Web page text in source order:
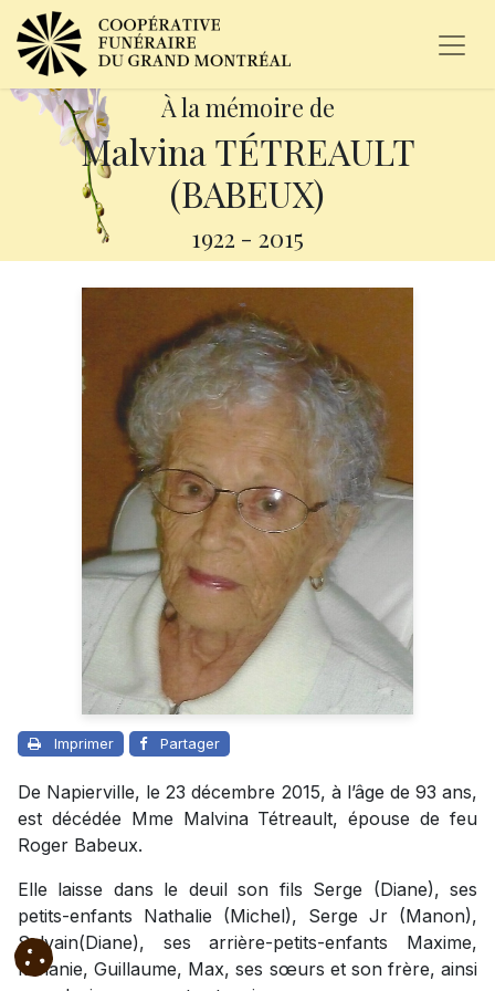
À la mémoire de
Malvina TÉTREAULT
(BABEUX)
1922 - 2015
Imprimer Partager
De Napierville, le 23 décembre 2015, à l’âge de 93 ans,
est décédée Mme Malvina Tétreault, épouse de feu
Roger Babeux.
Elle laisse dans le deuil son fils Serge (Diane), ses
petits-enfants Nathalie (Michel), Serge Jr (Manon),
Sylvain(Diane), ses arrière-petits-enfants Maxime,
Mélanie, Guillaume, Max, ses sœurs et son frère, ainsi